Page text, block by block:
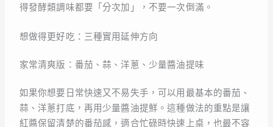
得發酵類調味都要「分次加」，不要一次倒滿。
想做得更好吃：三種實用延伸方向
家常清爽版：番茄、蒜、洋蔥、少量醬油提味
如果你想要日常快速又不易失手，可以用最基本的番茄、
蒜、洋蔥打底，再用少量醬油提鮮。這種做法的重點是讓
紅醬保留清楚的番茄感，適合忙碌時快速上桌，也最不容